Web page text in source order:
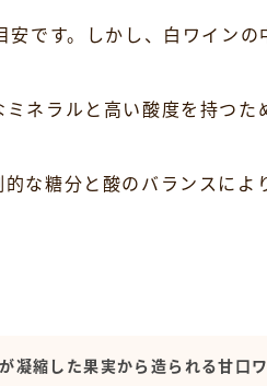
です。しかし、白ワインの
ネラルと高い酸度を持つた
な糖分と酸のバランスによ
縮した果実から造られる甘口